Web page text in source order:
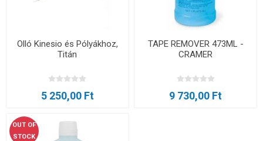
Olló Kinesio és Pólyákhoz,
Titán
5 250,00 Ft
TAPE REMOVER 473ML -
CRAMER
9 730,00 Ft
OUT OF
STOCK